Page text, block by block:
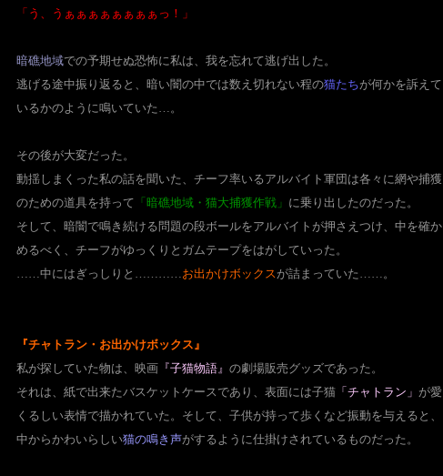
「う、うぁぁぁぁぁぁぁぁっ！」
暗礁地域での予期せぬ恐怖に私は、我を忘れて逃げ出した。
逃げる途中振り返ると、暗い闇の中では数え切れない程の猫たちが何かを訴えて
いるかのように鳴いていた…。
その後が大変だった。
動揺しまくった私の話を聞いた、チーフ率いるアルバイト軍団は各々に網や捕獲
のための道具を持って 「暗礁地域・猫大捕獲作戦」 に乗り出したのだった。
そして、暗闇で鳴き続ける問題の段ボールをアルバイトが押さえつけ、 中を確か
めるべく、チーフがゆっくりとガムテープをはがしていった。
……中にはぎっしりと…………お出かけボックスが詰まっていた……。
『チャトラン・お出かけボックス』
私が探していた物は、映画 『子猫物語』 の劇場販売グッズであった。
それは、 紙で出来たバスケットケース であり、表面には子猫 「チャトラン」 が愛
くるしい表情で描かれていた。 そして、子供が持って歩くなど振動を与えると、
中からかわいらしい猫の鳴き声がするように仕掛けされているものだった。